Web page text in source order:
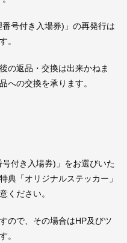
号付き入場券)」の再発行は
。
の返品・交換は出来かねま
への交換を承ります。
号付き入場券)」をお選びいた
典「オリジナルステッカー」
ください。
ので、その場合はHP及びツ
。